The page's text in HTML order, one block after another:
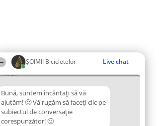
ȘOIMII Bicicletelor Live chat
18:43
Bună, suntem încântați să vă
ajutăm! 🙂 Vă rugăm să faceți clic pe
subiectul de conversație
corespunzător! 🙂